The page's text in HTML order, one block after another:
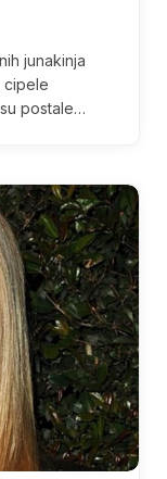
junakinja
cipele
postale…